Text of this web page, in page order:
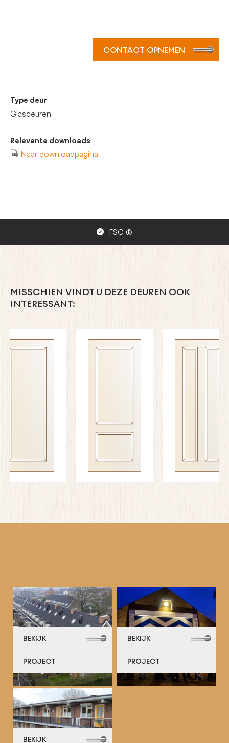
CONTACT OPNEMEN
Type deur
Glasdeuren
Relevante downloads
Naar downloadpagina
FSC ®
MISSCHIEN VINDT U DEZE DEUREN OOK
INTERESSANT:
BEKIJK
PROJECT
BEKIJK
PROJECT
BEKIJK